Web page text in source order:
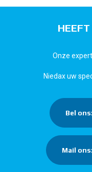
Onze
Niedax uw
Bel
Mail